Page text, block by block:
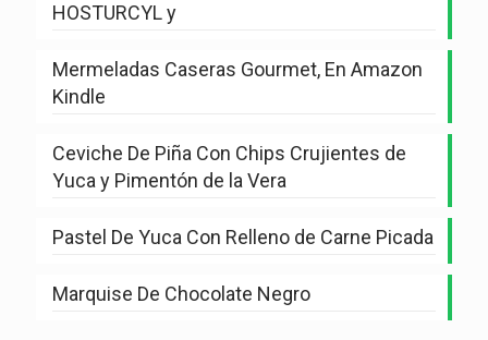
HOSTURCYL y
Mermeladas Caseras Gourmet, En Amazon
Kindle
Ceviche De Piña Con Chips Crujientes de
Yuca y Pimentón de la Vera
Pastel De Yuca Con Relleno de Carne Picada
Marquise De Chocolate Negro